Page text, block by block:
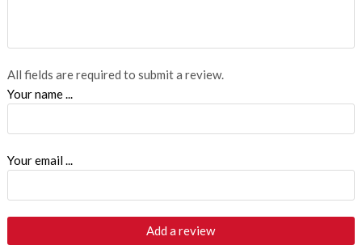
All fields are required to submit a review.
Your name ...
Your email ...